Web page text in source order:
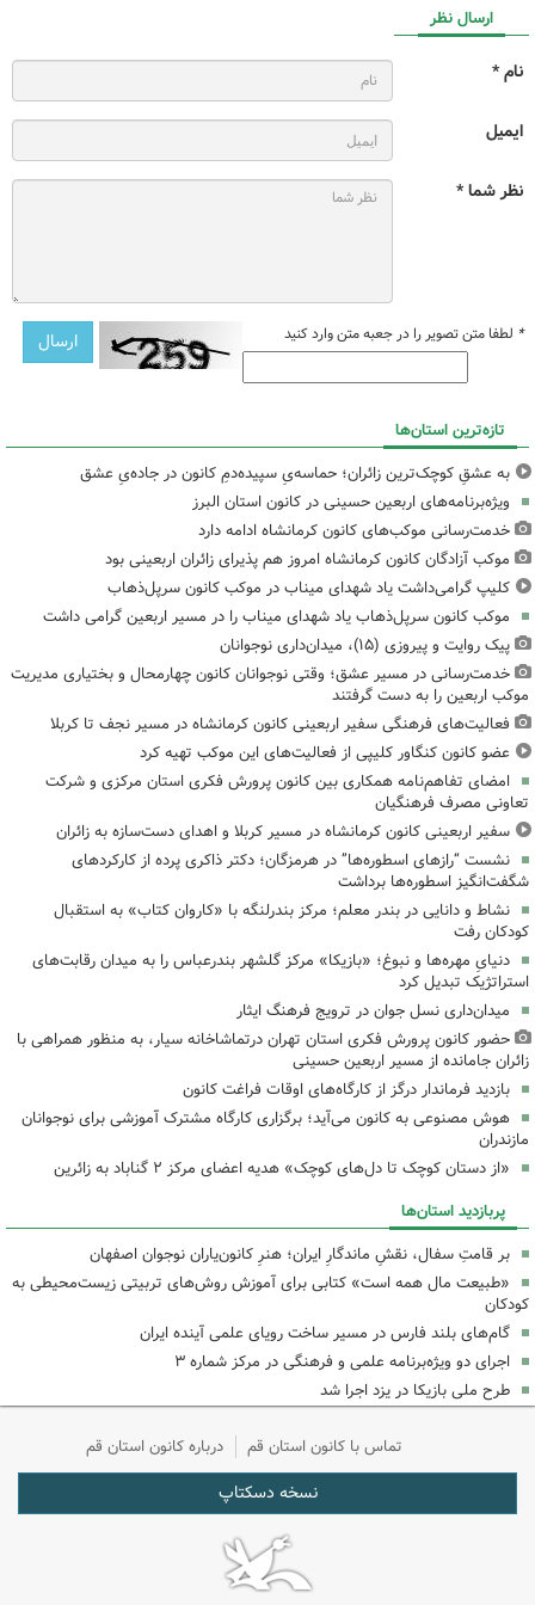
ارسال نظر
نام *
ایمیل
نظر شما *
* لطفا متن تصویر را در جعبه متن وارد کنید
تازه‌ترین استان‌ها
به عشقِ کوچک‌ترین زائران؛ حماسه‌یِ سپیده‌دمِ کانون در جاده‌یِ عشق
ویژه‌برنامه‌های اربعین حسینی در کانون استان البرز
خدمت‌رسانی موکب‌های کانون کرمانشاه ادامه دارد
موکب آزادگان کانون کرمانشاه امروز هم پذیرای زائران اربعینی بود
کلیپ گرامی‌داشت یاد شهدای میناب در موکب کانون سرپل‌ذهاب
موکب کانون سرپل‌ذهاب یاد شهدای میناب را در مسیر اربعین گرامی داشت
پیک روایت و پیروزی (۱۵)، میدان‌داری نوجوانان
خدمت‌رسانی در مسیر عشق؛ وقتی نوجوانان کانون چهارمحال و بختیاری مدیریت
موکب اربعین را به دست گرفتند
فعالیت‌های فرهنگی سفیر اربعینی کانون کرمانشاه در مسیر نجف تا کربلا
عضو کانون کنگاور کلیپی از فعالیت‌های این موکب تهیه کرد
امضای تفاهم‌نامه همکاری بین کانون پرورش فکری استان مرکزی و شرکت
تعاونی مصرف فرهنگیان
سفیر اربعینی کانون کرمانشاه در مسیر کربلا و اهدای دست‌سازه به زائران
نشست “رازهای اسطوره‌ها” در هرمزگان؛ دکتر ذاکری پرده از کارکردهای
شگفت‌انگیز اسطوره‌ها برداشت
نشاط و دانایی در بندر معلم؛ مرکز بندرلنگه با «کاروان کتاب» به استقبال
کودکان رفت
دنیایِ مهره‌ها و نبوغ؛ «بازیکا» مرکز گلشهر بندرعباس را به میدان رقابت‌های
استراتژیک تبدیل کرد
میدان‌داری نسل جوان در ترویج فرهنگ ایثار
حضور کانون پرورش فکری استان تهران درتماشاخانه سیار، به منظور همراهی با
زائران جامانده از مسیر اربعین حسینی
بازدید فرماندار درگز از کارگاه‌های اوقات فراغت کانون
هوش مصنوعی به کانون می‌آید؛ برگزاری کارگاه مشترک آموزشی برای نوجوانان
مازندران
«از دستان کوچک تا دل‌های کوچک» هدیه اعضای مرکز ۲ گناباد به زائرین
پربازدید استان‌ها
بر قامتِ سفال، نقشِ ماندگارِ ایران؛ هنرِ کانون‌یاران نوجوان اصفهان
«طبیعت مال همه است» کتابی برای آموزش روش‌های تربیتی زیست‌محیطی به
کودکان
گام‌های بلند فارس در مسیر ساخت رویای علمی آینده ایران
اجرای دو ویژه‌برنامه علمی و فرهنگی در مرکز شماره ۳
طرح ملی بازیکا در یزد اجرا شد
تماس با کانون استان قم درباره کانون استان قم
نسخه دسکتاپ